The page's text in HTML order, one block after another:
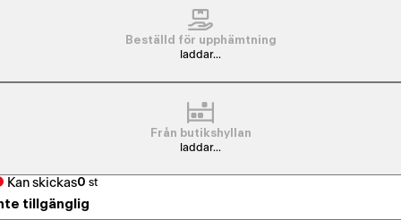
Beställd för upphämtning
laddar...
Från butikshyllan
laddar...
Kan skickas0 st
tillgänglig